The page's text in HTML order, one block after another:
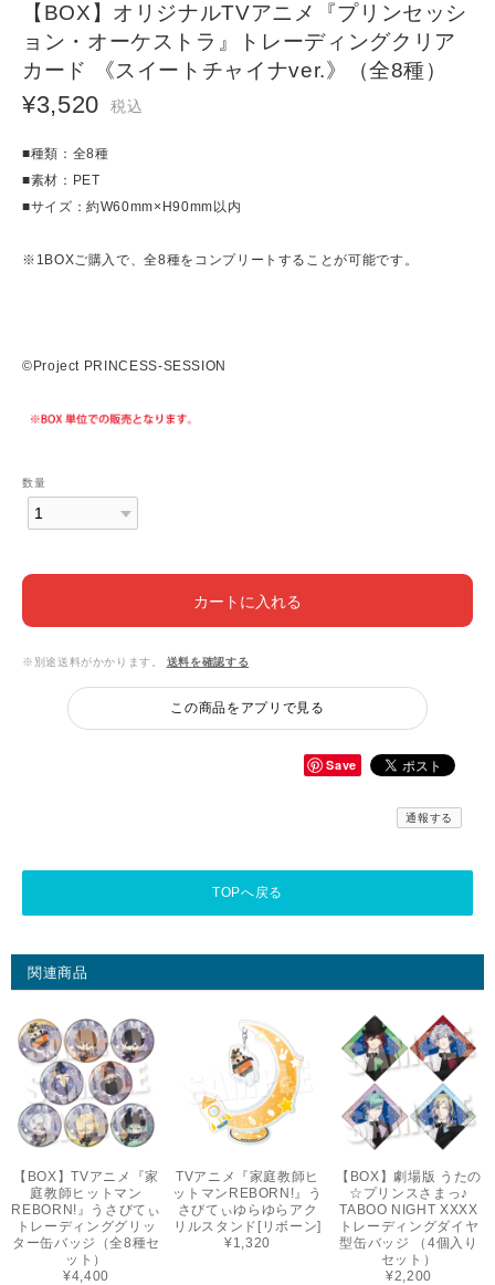
【BOX】オリジナルTVアニメ『プリンセッシ
ョン・オーケストラ』トレーディングクリア
カード 《スイートチャイナver.》（全8種）
¥3,520 税込
■種類：全8種
■素材：PET
■サイズ：約W60mm×H90mm以内
※1BOXご購入で、全8種をコンプリートすることが可能です。
©Project PRINCESS-SESSION
数量
カートに入れる
※別途送料がかかります。 送料を確認する
この商品をアプリで見る
Save
通報する
TOPへ戻る
関連商品
【BOX】TVアニメ『家
庭教師ヒットマン
REBORN!』うさびてぃ
トレーディンググリッ
ター缶バッジ（全8種セ
ット）
¥4,400
TVアニメ『家庭教師ヒ
ットマンREBORN!』う
さびてぃゆらゆらアク
リルスタンド[リボーン]
¥1,320
【BOX】劇場版 うたの
☆プリンスさまっ♪
TABOO NIGHT XXXX
トレーディングダイヤ
型缶バッジ （4個入り
セット）
¥2,200